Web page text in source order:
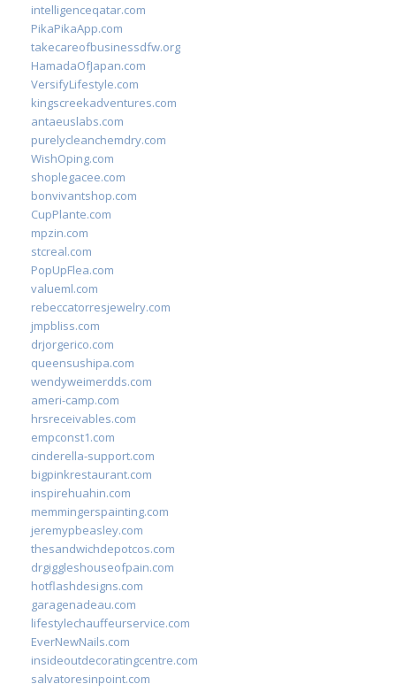
intelligenceqatar.com
PikaPikaApp.com
takecareofbusinessdfw.org
HamadaOfJapan.com
VersifyLifestyle.com
kingscreekadventures.com
antaeuslabs.com
purelycleanchemdry.com
WishOping.com
shoplegacee.com
bonvivantshop.com
CupPlante.com
mpzin.com
stcreal.com
PopUpFlea.com
valueml.com
rebeccatorresjewelry.com
jmpbliss.com
drjorgerico.com
queensushipa.com
wendyweimerdds.com
ameri-camp.com
hrsreceivables.com
empconst1.com
cinderella-support.com
bigpinkrestaurant.com
inspirehuahin.com
memmingerspainting.com
jeremypbeasley.com
thesandwichdepotcos.com
drgiggleshouseofpain.com
hotflashdesigns.com
garagenadeau.com
lifestylechauffeurservice.com
EverNewNails.com
insideoutdecoratingcentre.com
salvatoresinpoint.com